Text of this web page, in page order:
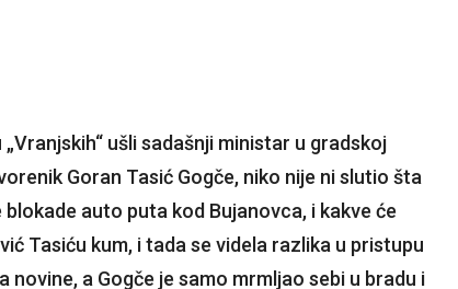
ušli sadašnji ministar u gradskoj
Goran Tasić Gogče, niko nije ni slutio šta
auto puta kod Bujanovca, i kakve će
Tasiću kum, i tada se videla razlika u pristupu
a Gogče je samo mrmljao sebi u bradu i